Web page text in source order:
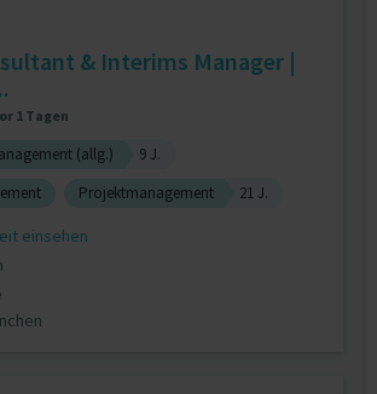
& Interims Manager |
1 Tagen
(allg.)
9 J.
Projektmanagement 21 J.
einsehen